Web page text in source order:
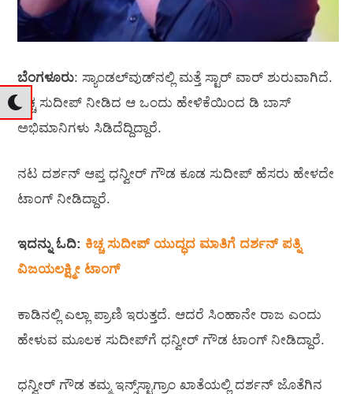
ಬೆಂಗಳೂರು: ಸ್ಯಾಂಡಲ್‌ವುಡ್‌ನಲ್ಲಿ ಮತ್ತೆ ಸ್ಟಾರ್‌ ವಾರ್‌ ಶುರುವಾಗಿದೆ.
ಕಿಚ್ಚ ಸುದೀಪ್‌ ನೀಡಿದ ಆ ಒಂದು ಹೇಳಿಕೆಯಿಂದ ಡಿ ಬಾಸ್‌
ಅಭಿಮಾನಿಗಳು ಸಿಡಿದೆದ್ದಿದ್ದಾರೆ.
ನಟ ದರ್ಶನ್‌ ಆಪ್ತ ಧನ್ವೀರ್‌ ಗೌಡ ಕೂಡ ಸುದೀಪ್‌ ಹೆಸರು ಹೇಳದೇ
ಟಾಂಗ್‌ ನೀಡಿದ್ದಾರೆ.
ಇದನ್ನು ಓದಿ: ಕಿಚ್ಚ ಸುದೀಪ್‌ ಯುದ್ಧದ ಮಾತಿಗೆ ದರ್ಶನ್‌ ಪತ್ನಿ
ವಿಜಯಲಕ್ಷ್ಮೀ ಟಾಂಗ್‌
ಕಾಡಿನಲ್ಲಿ ಎಲ್ಲಾ ಪ್ರಾಣಿ ಇರುತ್ತದೆ. ಆದರೆ ಸಿಂಹಾನೇ ರಾಜ ಎಂದು
ಹೇಳುವ ಮೂಲಕ ಸುದೀಪ್‌ಗೆ ಧನ್ವೀರ್‌ ಗೌಡ ಟಾಂಗ್‌ ನೀಡಿದ್ದಾರೆ.
ಧನ್ವೀರ್‌ ಗೌಡ ತಮ್ಮ ಇನ್ಸ್‌ಸ್ಟಾಗ್ರಾಂ ಖಾತೆಯಲ್ಲಿ ದರ್ಶನ್‌ ಜೊತೆಗಿನ